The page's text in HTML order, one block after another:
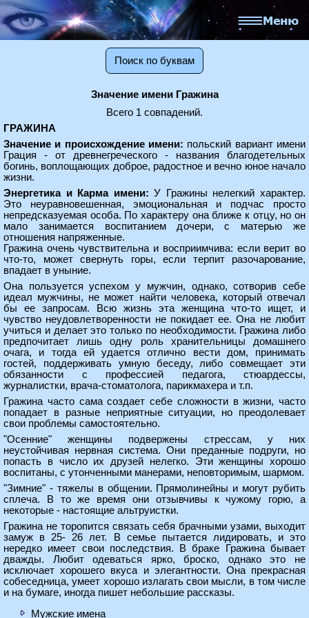
Поиск по буквам
Значение имени Гражина
Всего 1 совпадений.
ГРАЖИНА
Значение и происхождение имени: польский вариант имени
Грация - от древнегреческого - названия благодетельных
богинь, воплощающих доброе, радостное и вечно юное начало
жизни.
Энергетика и Карма имени: У Гражины нелегкий характер.
Это неуравновешенная, эмоциональная и подчас просто
непредсказуемая особа. По характеру она ближе к отцу, но он
мало занимается воспитанием дочери, с матерью же
отношения напряженные.
Гражина очень чувствительна и восприимчива: если верит во
что-то, может свернуть горы, если терпит разочарование,
впадает в уныние.
Она пользуется успехом у мужчин, однако, сотворив себе
идеал мужчины, не может найти человека, который отвечал
бы ее запросам. Всю жизнь эта женщина что-то ищет, и
чувство неудовлетворенности не покидает ее. Она не любит
учиться и делает это только по необходимости. Гражина либо
предпочитает лишь одну роль хранительницы домашнего
очага, и тогда ей удается отлично вести дом, принимать
гостей, поддерживать умную беседу, либо совмещает эти
обязанности с профессией педагога, стюардессы,
журналистки, врача-стоматолога, парикмахера и т.п.
Гражина часто сама создает себе сложности в жизни, часто
попадает в разные неприятные ситуации, но преодолевает
свои проблемы самостоятельно.
"Осенние" женщины подвержены стрессам, у них
неустойчивая нервная система. Они преданные подруги, но
попасть в число их друзей нелегко. Эти женщины хорошо
воспитаны, с утонченными манерами, неповторимым, шармом.
"Зимние" - тяжелы в общении. Прямолинейны и могут рубить
сплеча. В то же время они отзывчивы к чужому горю, а
некоторые - настоящие альтруистки.
Гражина не торопится связать себя брачными узами, выходит
замуж в 25- 26 лет. В семье пытается лидировать, и это
нередко имеет свои последствия. В браке Гражина бывает
дважды. Любит одеваться ярко, броско, однако это не
исключает хорошего вкуса и элегантности. Она прекрасная
собеседница, умеет хорошо излагать свои мысли, в том числе
и на бумаге, иногда пишет небольшие рассказы.
Мужские имена